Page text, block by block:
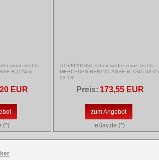
vorne rechts
B (T245)
EUR
(*)
A1698201861 scheinwerfer vorne rechts
MERCEDES BENZ CLASSE B T245 03 05
03 13
Preis: 173,55 EUR
zum Angebot
eBay.de (*)